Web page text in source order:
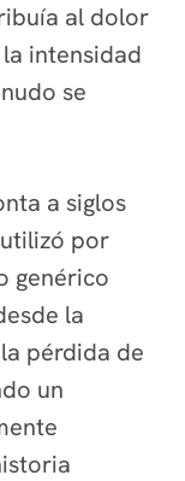
al dolor
intensidad
se
a siglos
por
genérico
la
pérdida de
un